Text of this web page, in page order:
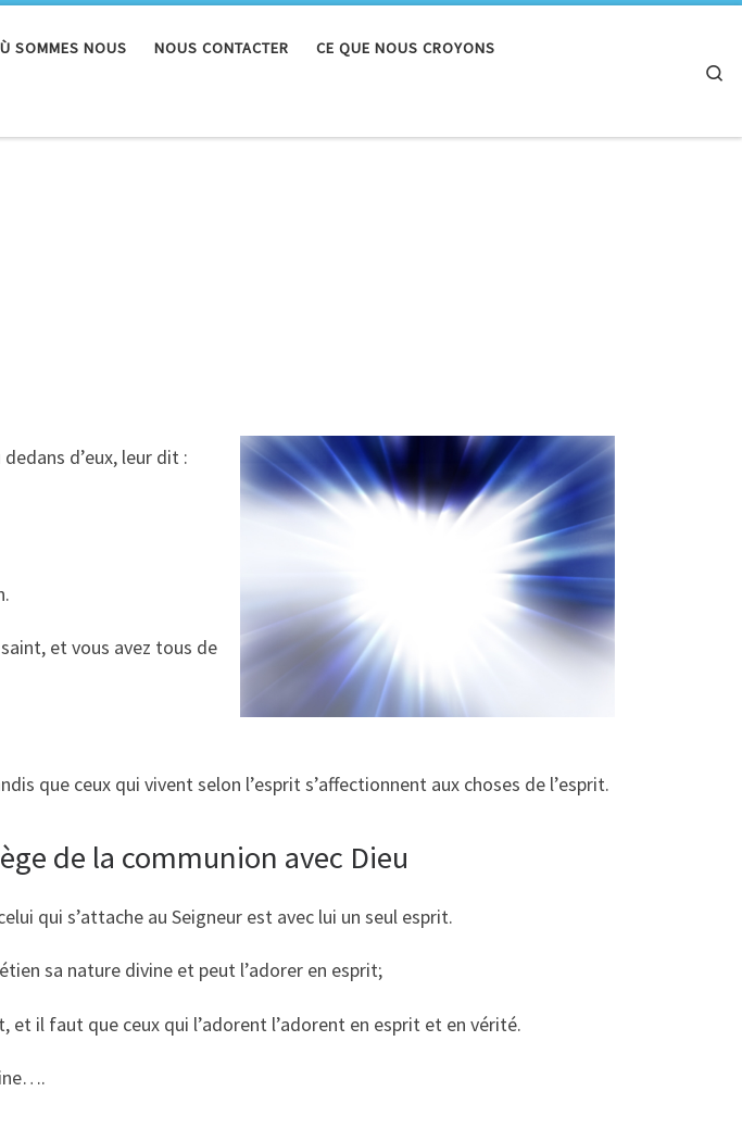
SOMMES NOUS NOUS CONTACTER CE QUE NOUS CROYONS
d’eux, leur dit :
et vous avez tous de
que ceux qui vivent selon l’esprit s’affectionnent aux choses de l’esprit.
de la communion avec Dieu
qui s’attache au Seigneur est avec lui un seul esprit.
sa nature divine et peut l’adorer en esprit;
et il faut que ceux qui l’adorent l’adorent en esprit et en vérité.